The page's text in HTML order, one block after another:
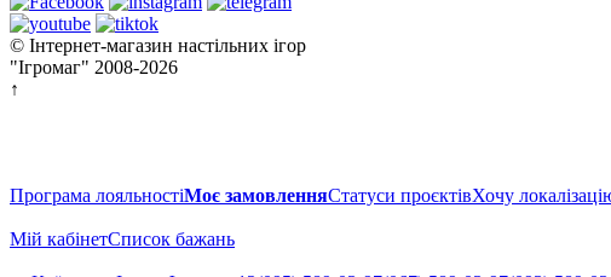
© Інтернет-магазин настільних ігор
"Ігромаг" 2008-2026
↑
Програма лояльностіМоє замовленняСтатуси проєктівХочу
Мій кабінетCписок бажань